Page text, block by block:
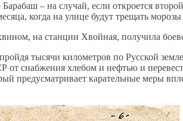
Барабаш – на случай, если откроется
когда на улице будут трещать
на станции Хвойная, получила
тысячи километров по Русской
от снабжения хлебом и нефтью и
предусматривает карательные меры